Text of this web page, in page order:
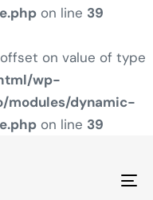
on line 39
on value of type
wp-
modules/dynamic-
on line 39